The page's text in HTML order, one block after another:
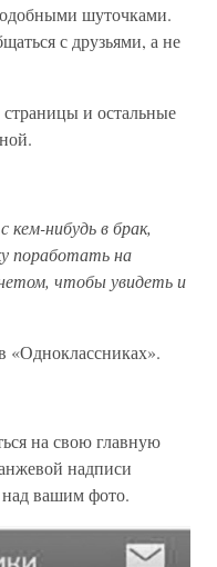
шуточками.
с друзьями, а не
и остальные
нибудь в брак,
поработать на
чтобы увидеть и
«Одноклассниках».
на свою главную
надписи
над вашим фото.